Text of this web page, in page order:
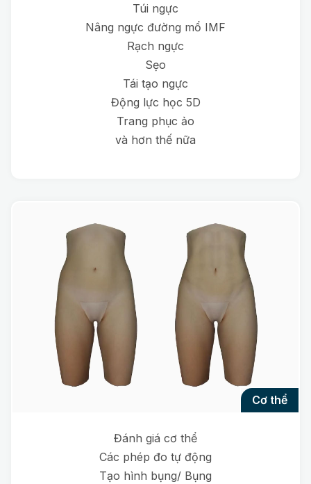
Túi ngực
Nâng ngực đường mổ IMF
Rạch ngực
Sẹo
Tái tạo ngực
Động lực học 5D
Trang phục ảo
và hơn thế nữa
cơ thể
Đánh giá cơ thể
Các phép đo tự động
Tạo hình bụng/ Bụng